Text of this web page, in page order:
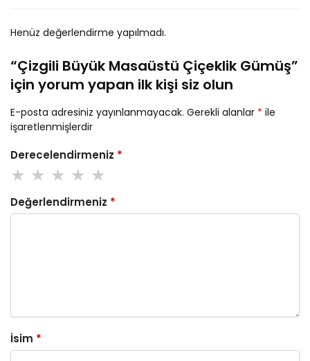
Henüz değerlendirme yapılmadı.
“Çizgili Büyük Masaüstü Çiçeklik Gümüş”
için yorum yapan ilk kişi siz olun
E-posta adresiniz yayınlanmayacak. Gerekli alanlar * ile
işaretlenmişlerdir
Derecelendirmeniz *
Değerlendirmeniz *
İsim *